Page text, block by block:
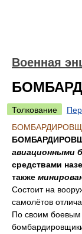
Военная
Толкование
авиационными
средствами
также
Состоит на
самолётов
По своим боевым